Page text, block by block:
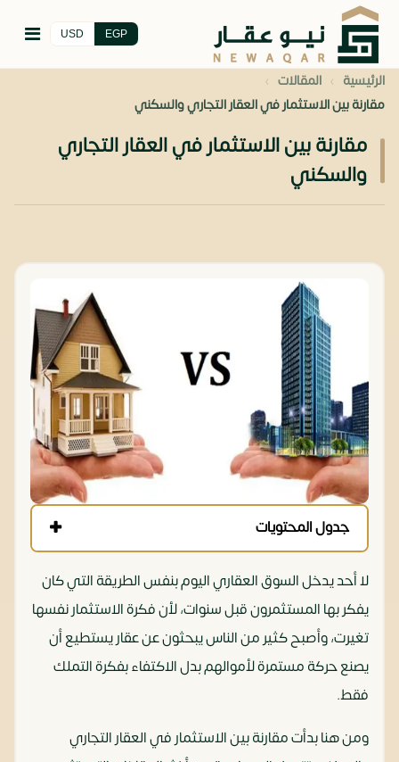
EGP
USD
الرئيسية › المقالات ›
مقارنة بين الاستثمار في العقار التجاري والسكني
مقارنة بين الاستثمار في العقار التجاري
والسكني
جدول المحتويات
لا أحد يدخل السوق العقاري اليوم بنفس الطريقة التي كان
يفكر بها المستثمرون قبل سنوات، لأن فكرة الاستثمار نفسها
تغيرت، وأصبح كثير من الناس يبحثون عن عقار يستطيع أن
يصنع حركة مستمرة لأموالهم بدل الاكتفاء بفكرة التملك
فقط.
ومن هنا بدأت مقارنة بين الاستثمار في العقار التجاري